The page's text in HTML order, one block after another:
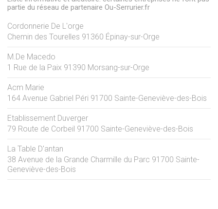
partie du réseau de partenaire Ou-Serrurier.fr
Cordonnerie De L'orge
Chemin des Tourelles 91360 Épinay-sur-Orge
M.De Macedo
1 Rue de la Paix 91390 Morsang-sur-Orge
Acm Marie
164 Avenue Gabriel Péri 91700 Sainte-Geneviève-des-Bois
Etablissement Duverger
79 Route de Corbeil 91700 Sainte-Geneviève-des-Bois
La Table D'antan
38 Avenue de la Grande Charmille du Parc 91700 Sainte-
Geneviève-des-Bois